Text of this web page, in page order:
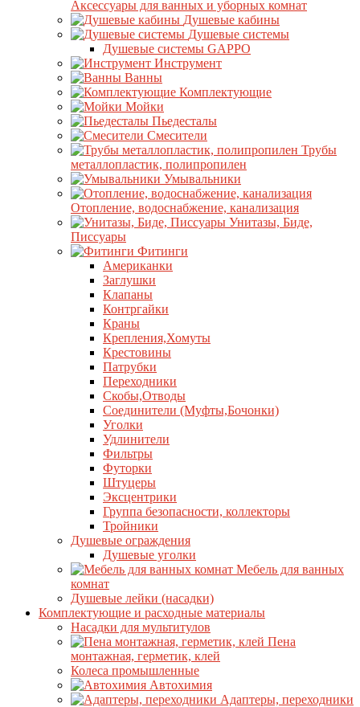
Аксессуары для ванных и уборных комнат
Душевые кабины
Душевые системы
Душевые системы GAPPO
Инструмент
Ванны
Комплектующие
Мойки
Пьедесталы
Смесители
Трубы
металлопластик, полипропилен
Умывальники
Отопление, водоснабжение, канализация
Унитазы, Биде,
Писсуары
Фитинги
Американки
Заглушки
Клапаны
Контргайки
Краны
Крепления,Хомуты
Крестовины
Патрубки
Переходники
Скобы,Отводы
Соединители (Муфты,Бочонки)
Уголки
Удлинители
Фильтры
Футорки
Штуцеры
Эксцентрики
Группа безопасности, коллекторы
Тройники
Душевые ограждения
Душевые уголки
Мебель для ванных
комнат
Душевые лейки (насадки)
Комплектующие и расходные материалы
Насадки для мультитулов
Пена
монтажная, герметик, клей
Колеса промышленные
Автохимия
Адаптеры, переходники